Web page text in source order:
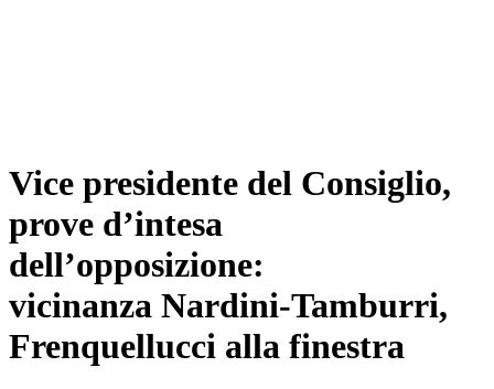
Vice presidente del Consiglio,
prove d’intesa
dell’opposizione:
vicinanza Nardini-Tamburri,
Frenquellucci alla finestra